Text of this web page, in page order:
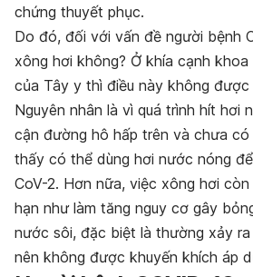
chứng thuyết phục.
Do đó, đối với vấn đề người bệnh
xông hơi không? Ở khía cạnh
của Tây y thì điều này không được
Nguyên nhân là vì quá trình hít hơi
cận đường hô hấp trên và chưa
thấy có thể dùng hơi nước nóng
CoV-2. Hơn nữa, việc xông hơi
hạn như làm tăng nguy cơ gây
nước sôi, đặc biệt là thường xảy
nên không được khuyến khích áp